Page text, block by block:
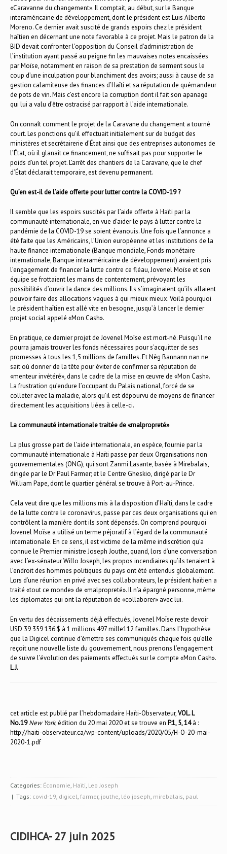
«Caravanne du changement». Il comptait, au début, sur le Banque
interaméricaine de développement, dont le président est Luis Alberto
Moreno. Ce dernier avait suscité de grands espoirs chez le président
haïtien en décernant une note favorable à ce projet. Mais le patron de la
BID devait confronter l’opposition du Conseil d’administration de
l’institution ayant passé au peigne fin les mauvaises notes encaissées
par Moïse, notamment en raison de sa prestation de serment sous le
coup d’une inculpation pour blanchiment des avoirs; aussi à cause de sa
gestion calamiteuse des finances d’Haïti et sa réputation de quémandeur
de pots de vin. Mais c’est encore la corruption dont il fait son apanage
qui lui a valu d’être ostracisé par rapport à l’aide internationale.
On connaît comment le projet de la Caravane du changement a tourné
court. Les ponctions qu’il effectuait initialement sur de budget des
ministères et secrétairerie d’État ainsi que des entreprises autonomes de
l’État, où il glanait ce financement, ne suffisait pas pour supporter le
poids d’un tel projet. L’arrêt des chantiers de la Caravane, que le chef
d’État déclarait temporaire, est devenu permanent.
Qu’en est-il de l’aide offerte pour lutter contre la COVID-19 ?
Il semble que les espoirs suscités par l’aide offerte à Haïti par la
communauté internationale, en vue d’aider le pays à lutter contre la
pandémie de la COVID-19 se soient évanouis. Une fois que l’annonce a
été faite que les Américains, l’Union européenne et les institutions de la
haute finance internationale (Banque mondiale, Fonds monétaire
internationale, Banque interaméricaine de développement) avaient pris
l’engagement de financer la lutte contre ce fléau, Jovenel Moïse et son
équipe se frottaient les mains de contentement, prévoyant les
possibilités d’ouvrir la dance des millions. Ils s’imaginaient qu’ils allaient
pouvoir faire des allocations vagues à qui mieux mieux. Voilà pourquoi
le président haïtien est allé vite en besogne, jusqu’à lancer le dernier
projet social appelé «Mon Cash».
En pratique, ce dernier projet de Jovenel Moïse est mort-né. Puisqu’il ne
pourra jamais trouver les fonds nécessaires pour s’acquitter de ses
promesses à tous les 1,5 millions de familles. Et Nèg Bannann nan ne
sait où donner de la tête pour éviter de confirmer sa réputation de
«menteur invétéré», dans le cadre de la mise en œuvre de «Mon Cash».
La frustration qu’endure l’occupant du Palais national, forcé de se
colleter avec la maladie, alors qu’il est dépourvu de moyens de financer
directement les acquisitions liées à celle-ci.
La communauté internationale traitée de «malpropreté»
La plus grosse part de l’aide internationale, en espèce, fournie par la
communauté internationale à Haïti passe par deux Organisations non
gouvernementales (ONG), qui sont Zanmi Lasante, basée à Mirebalais,
dirigée par le Dr Paul Farmer; et le Centre Gheskio, dirigé par le Dr
William Pape, dont le quartier général se trouve à Port-au-Prince.
Cela veut dire que les millions mis à la disposition d’Haïti, dans le cadre
de la lutte contre le coronavirus, passe par ces deux organisations qui en
contrôlent la manière dont ils sont dépensés. On comprend pourquoi
Jovenel Moïse a utilisé un terme péjoratif à l’égard de la communauté
internationale. En ce sens, il est victime de la même indiscrétion qu’a
connue le Premier ministre Joseph Jouthe, quand, lors d’une conversation
avec l’ex-sénateur Willo Joseph, les propos incendiaires qu’ils tenaient à
l’endroit des hommes politiques du pays ont été entendus globalement.
Lors d’une réunion en privé avec ses collaborateurs, le président haïtien a
traité «tout ce monde» de «malpropreté». Il n’a épargné personne, même
les diplomates qui ont la réputation de «collaborer» avec lui.
En vertu des décaissements déjà effectués, Jovenel Moïse reste devoir
USD 39 359 136 $ à 1 millions 497 mille112 familles. Dans l’hypothèse
que la Digicel continue d’émettre ses communiqués chaque fois qu’elle
reçoit une nouvelle liste du gouvernement, nous prenons l’engagement
de suivre l’évolution des paiements effectués sur le compte «Mon Cash».
L.J.
cet article est publié par l’hebdomadaire Haïti-Observateur,VOL. L
No.19 New York, édition du 20 mai 2020 et se trouve en P.1, 5, 14à :
http://haiti-observateur.ca/wp-content/uploads/2020/05/H-O-20-mai-
2020-1.pdf
Categories: Économie, Haïti, Leo Joseph
| Tags: covid-19, digicel, farmer, jouthe, léo joseph, mirebalais, paul
CIDIHCA- 27 juin 2025